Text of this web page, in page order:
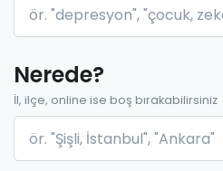
Nerede?
İl, ilçe, online ise boş bırakabilirsiniz